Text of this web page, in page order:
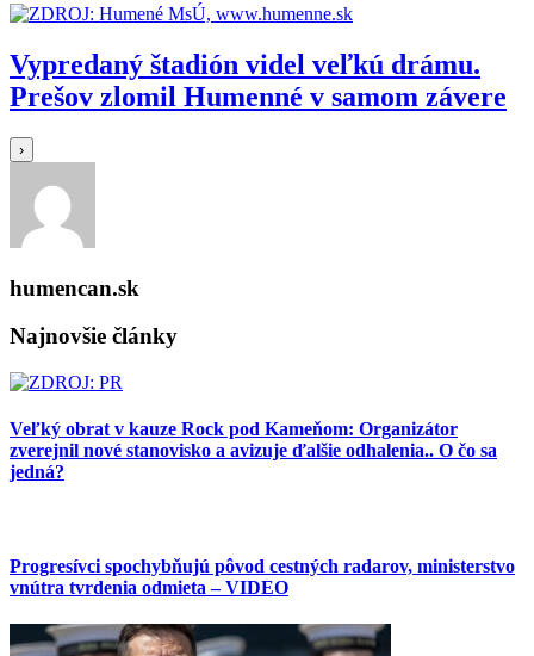
Vypredaný štadión videl veľkú drámu.
Prešov zlomil Humenné v samom závere
›
humencan.sk
Najnovšie články
Veľký obrat v kauze Rock pod Kameňom: Organizátor
zverejnil nové stanovisko a avizuje ďalšie odhalenia.. O čo sa
jedná?
Progresívci spochybňujú pôvod cestných radarov, ministerstvo
vnútra tvrdenia odmieta – VIDEO